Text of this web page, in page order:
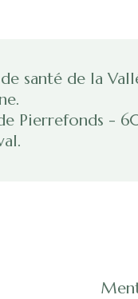
santé de la
Pierrefonds -